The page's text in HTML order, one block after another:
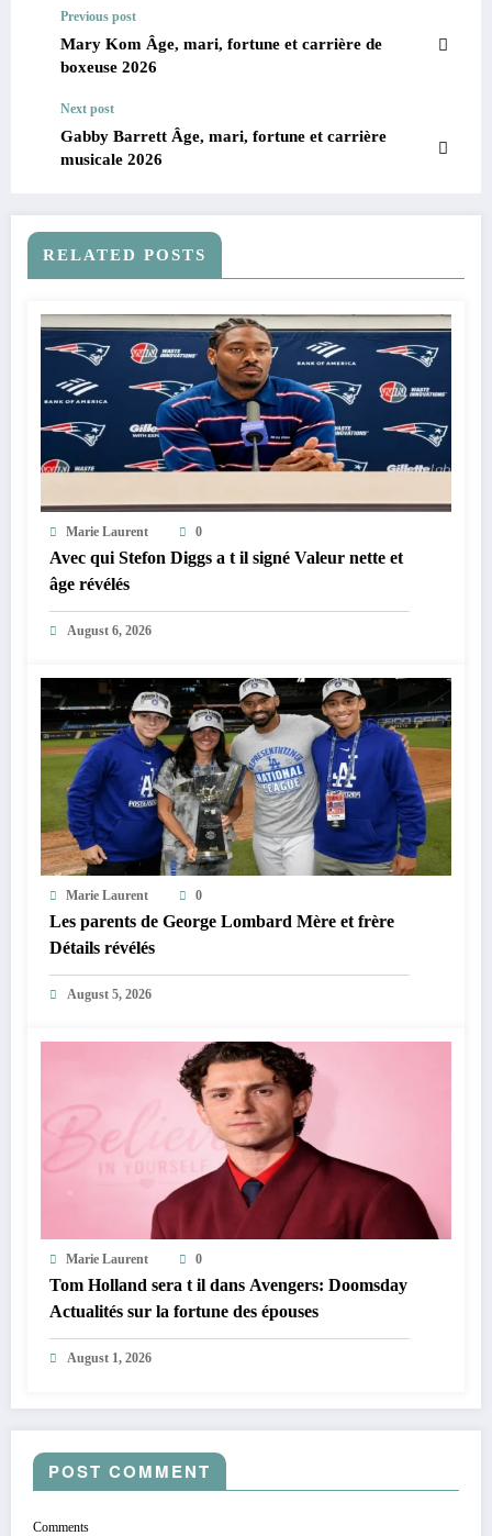
Previous post
Mary Kom Âge, mari, fortune et carrière de
boxeuse 2026
Next post
Gabby Barrett Âge, mari, fortune et carrière
musicale 2026
RELATED POSTS
Marie Laurent 0
Avec qui Stefon Diggs a t il signé Valeur nette et
âge révélés
August 6, 2026
Marie Laurent 0
Les parents de George Lombard Mère et frère
Détails révélés
August 5, 2026
Marie Laurent 0
Tom Holland sera t il dans Avengers: Doomsday
Actualités sur la fortune des épouses
August 1, 2026
POST COMMENT
Comments